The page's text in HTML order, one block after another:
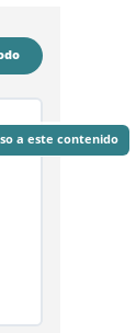
a este contenido